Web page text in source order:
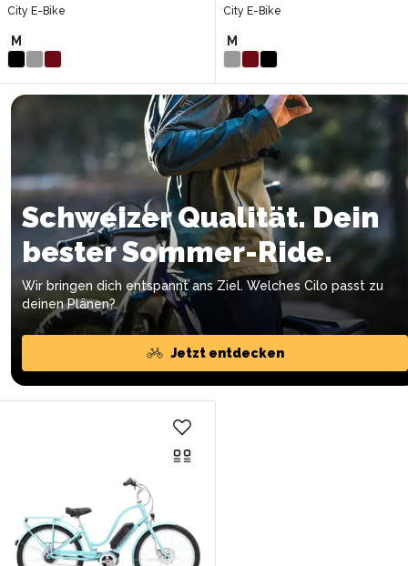
City E-Bike
M
City E-Bike
M
Schweizer Qualität. Dein
bester Sommer-Ride.
Wir bringen dich entspannt ans Ziel. Welches Cilo passt zu
deinen Plänen?
Jetzt entdecken